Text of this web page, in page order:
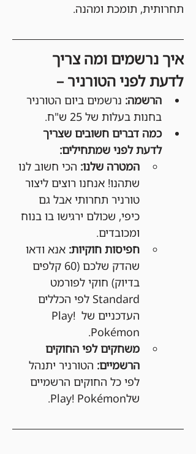
תחרותית, תומכת ומהנה.
איך נרשמים ומה צריך
לדעת לפני הטורניר –
הרשמה: נרשמים ביום הטורניר
בחנות בעלות של 25 ש"ח.
כמה דברים חשובים שצריך
לדעת לפני שמתחילים:
המטרה שלנו: הכי חשוב לנו
שתהנו! אנחנו רוצים ליצור
טורניר תחרותי אבל גם
כיפי, שכולם ירגישו בו בנוח
ומכובדים.
חפיסות חוקיות: אנא ודאו
שהדק שלכם (60 קלפים
בדיוק) חוקי לפורמט
Standard לפי הכללים
העדכניים של Play!
Pokémon.
משחקים לפי החוקים
הרשמיים: הטורניר יתנהל
לפי כל החוקים הרשמיים
שלPlay! Pokémon.